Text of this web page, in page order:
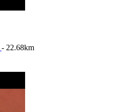
- 22.68km